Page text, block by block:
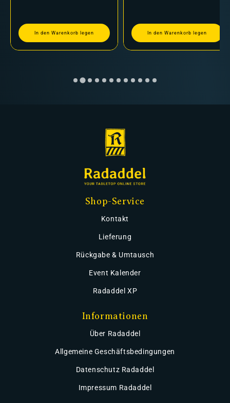
In den Warenkorb legen In den Warenkorb legen
Shop-Service
Kontakt
Lieferung
Rückgabe & Umtausch
Event Kalender
Radaddel XP
Informationen
Über Radaddel
Allgemeine Geschäftsbedingungen
Datenschutz Radaddel
Impressum Radaddel